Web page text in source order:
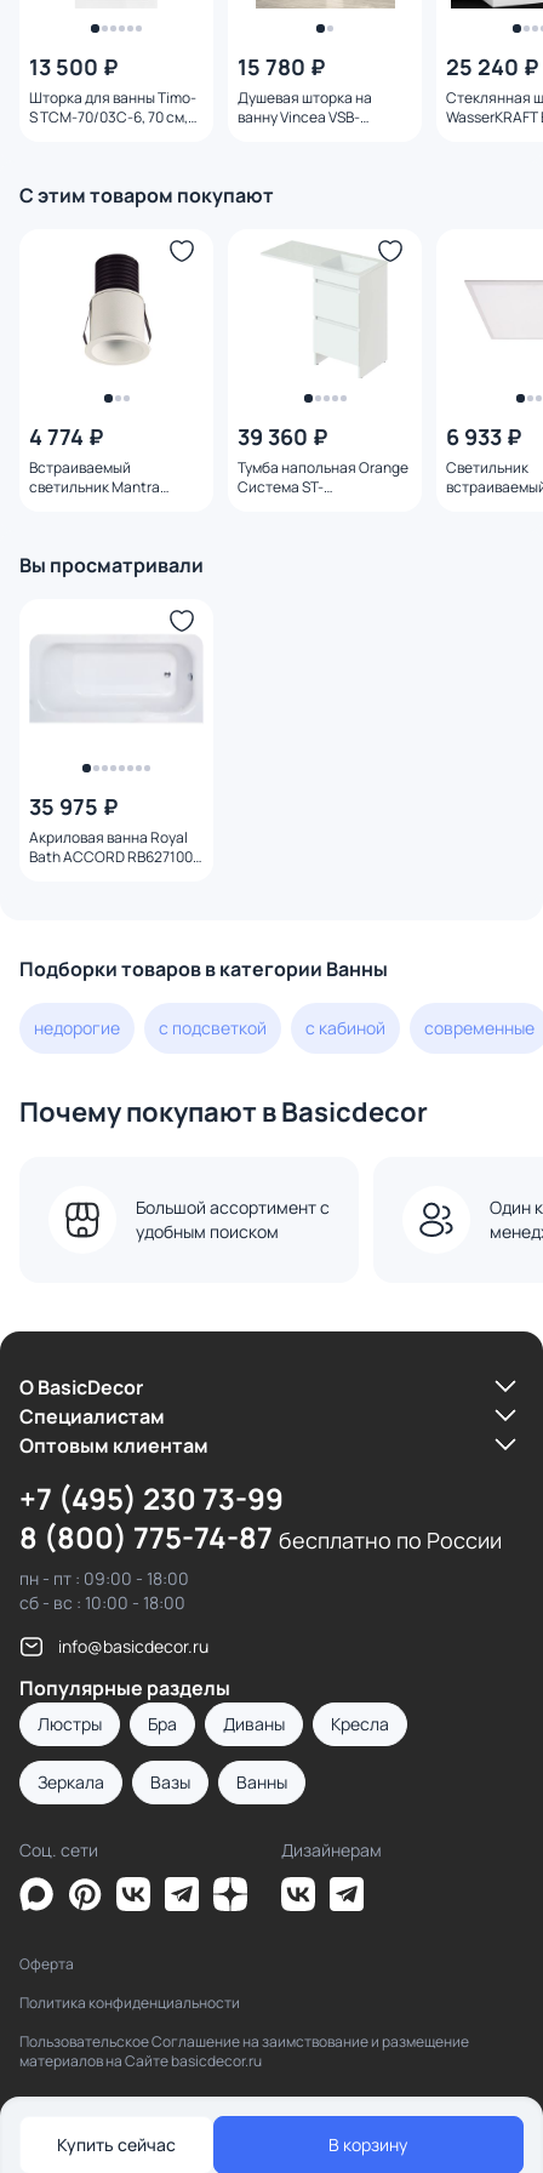
13 500 ₽
Шторка для ванны Timo-
S TCM-70/03C-6, 70 см,
15 780 ₽
Душевая шторка на
ванну Vincea VSB-
25 240 ₽
Стеклянная
WasserKRAFT
С этим товаром покупают
4 774 ₽
Встраиваемый
светильник Mantra
39 360 ₽
Тумба напольная Orange
Система ST-
6 933 ₽
Светильник
Вы просматривали
35 975 ₽
Акриловая ванна Royal
Bath ACCORD RB627100
Подборки товаров в категории Ванны
недорогие с подсветкой с кабиной современные
Почему покупают в Basicdecor
Большой ассортимент с
удобным поиском
Один
Купить сейчас В корзину
О BasicDecor
Cпециалистам
Оптовым клиентам
+7 (495) 230 73-99
8 (800) 775-74-87 бесплатно по России
пн - пт : 09:00 - 18:00
сб - вс : 10:00 - 18:00
info@basicdecor.ru
Популярные разделы
Люстры Бра Диваны Кресла
Зеркала Вазы Ванны
Соц. сети Дизайнерам
Оферта
Политика конфиденциальности
Пользовательское Соглашение на заимствование и размещение
материалов на Сайте basicdecor.ru